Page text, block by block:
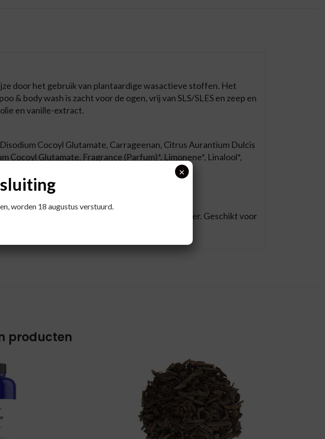
door het gebruik van plantaardige wasactieve stoffen. Het
body wash is zacht voor de ogen, vrij van SLS/SLES en zeep en
en vanille-extract.
Cocoyl Glutamate, Carrageenan, Citrus Aurantium Dulcis
Cocoyl Glutamate, Fragrance (Parfum)*, Limonene*, Linalool*,
kan het worden toegevoegd aan het badwater. Geschikt voor
producten
worden 18 augustus verstuurd.
×